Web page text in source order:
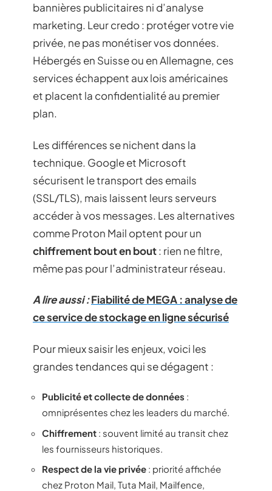
bannières publicitaires ni d’analyse
marketing. Leur credo : protéger votre vie
privée, ne pas monétiser vos données.
Hébergés en Suisse ou en Allemagne, ces
services échappent aux lois américaines
et placent la confidentialité au premier
plan.
Les différences se nichent dans la
technique. Google et Microsoft
sécurisent le transport des emails
(SSL/TLS), mais laissent leurs serveurs
accéder à vos messages. Les alternatives
comme Proton Mail optent pour un
chiffrement bout en bout: rien ne filtre,
même pas pour l’administrateur réseau.
A lire aussi :Fiabilité de MEGA : analyse de
ce service de stockage en ligne sécurisé
Pour mieux saisir les enjeux, voici les
grandes tendances qui se dégagent :
Publicité et collecte de données :
omniprésentes chez les leaders du marché.
Chiffrement : souvent limité au transit chez
les fournisseurs historiques.
Respect de la vie privée : priorité affichée
chez Proton Mail, Tuta Mail, Mailfence,